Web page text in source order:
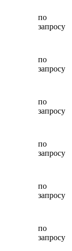
по
запросу
по
запросу
по
запросу
по
запросу
по
запросу
по
запросу